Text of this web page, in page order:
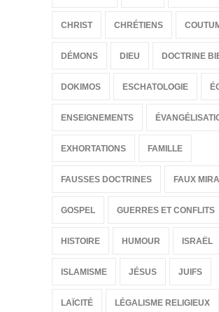
CHRIST CHRÉTIENS
DÉMONS DIEU DOCTRINE
DOKIMOS ESCHATOLOGIE
ENSEIGNEMENTS
EXHORTATIONS FAMILLE
FAUSSES DOCTRINES FAUX
GOSPEL GUERRES ET CONFLITS
HISTOIRE HUMOUR ISRAËL
ISLAMISME JÉSUS JUIFS
LAÏCITÉ LÉGALISME RELIGIEUX